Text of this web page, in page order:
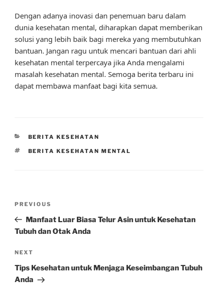
Dengan adanya inovasi dan penemuan baru dalam
dunia kesehatan mental, diharapkan dapat memberikan
solusi yang lebih baik bagi mereka yang membutuhkan
bantuan. Jangan ragu untuk mencari bantuan dari ahli
kesehatan mental terpercaya jika Anda mengalami
masalah kesehatan mental. Semoga berita terbaru ini
dapat membawa manfaat bagi kita semua.
CATEGORIES
BERITA KESEHATAN
TAGS
BERITA KESEHATAN MENTAL
Previous
Post
PREVIOUS
Manfaat Luar Biasa Telur Asin untuk Kesehatan
Tubuh dan Otak Anda
Next
Post
NEXT
Tips Kesehatan untuk Menjaga Keseimbangan Tubuh
Anda